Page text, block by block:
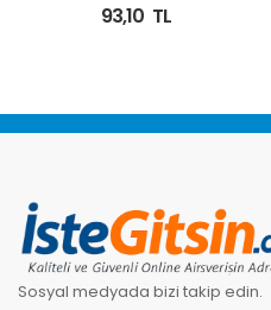
93,10 TL
Sosyal medyada bizi takip edin.